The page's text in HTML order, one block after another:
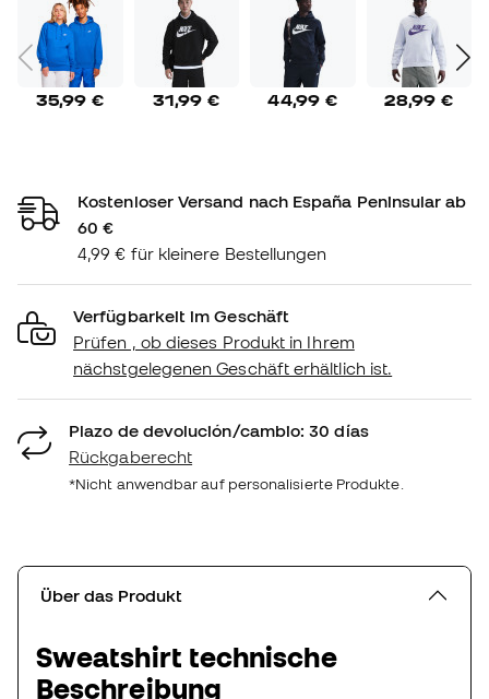
35,99 € 31,99 € 44,99 € 28,99 €
Kostenloser Versand nach España Peninsular ab
60 €
4,99 € für kleinere Bestellungen
Verfügbarkeit im Geschäft
Prüfen , ob dieses Produkt in Ihrem
nächstgelegenen Geschäft erhältlich ist.
Plazo de devolución/cambio: 30 días
Rückgaberecht
*Nicht anwendbar auf personalisierte Produkte.
Über das Produkt
Sweatshirt technische
Beschreibung